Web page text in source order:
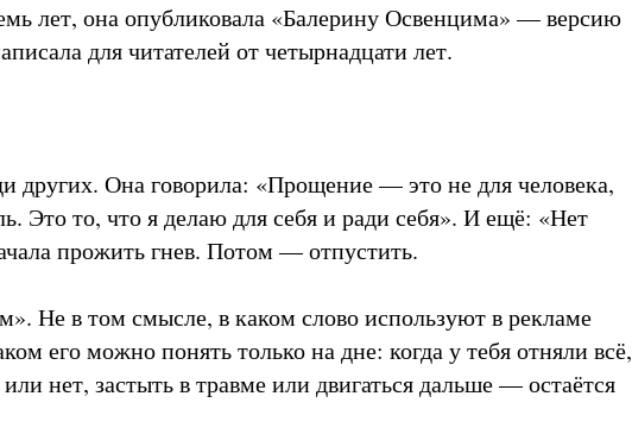
лет, она опубликовала «Балерину Освенцима» — версию
для читателей от четырнадцати лет.
других. Она говорила: «Прощение — это не для человека,
Это то, что я делаю для себя и ради себя». И ещё: «Нет
прожить гнев. Потом — отпустить.
Не в том смысле, в каком слово используют в рекламе
его можно понять только на дне: когда у тебя отняли всё,
нет, застыть в травме или двигаться дальше — остаётся